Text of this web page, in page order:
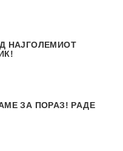
НАЈГОЛЕМИОТ
ЗА ПОРАЗ! РАДЕ